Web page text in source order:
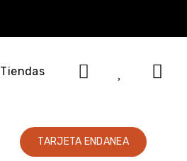
Tiendas
TARJETA ENDANEA